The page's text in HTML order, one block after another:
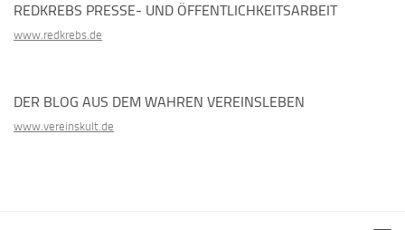
REDKREBS PRESSE- UND ÖFFENTLICHKEITSARBEIT
www.redkrebs.de
DER BLOG AUS DEM WAHREN VEREINSLEBEN
www.vereinskult.de